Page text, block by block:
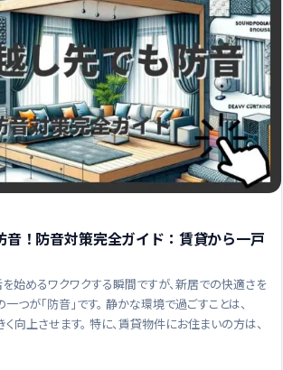
音！防音対策完全ガイド：賃貸から一戸
始めるワクワクする瞬間ですが、新居での快適さを
つが「防音」です。 静かな環境で過ごすことは、
向上させます。 特に、賃貸物件にお住まいの方は、